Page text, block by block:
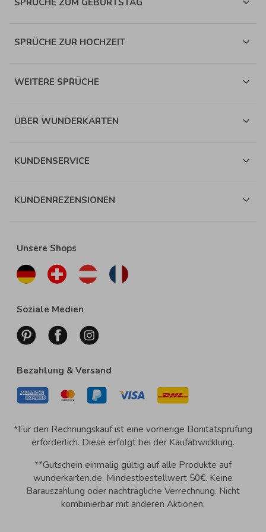
SPRÜCHE ZUM GEBURTSTAG
SPRÜCHE ZUR HOCHZEIT
WEITERE SPRÜCHE
ÜBER WUNDERKARTEN
KUNDENSERVICE
KUNDENREZENSIONEN
Unsere Shops
Soziale Medien
Bezahlung & Versand
*Für den Rechnungskauf ist eine vorherige Bonitätsprüfung
erforderlich. Diese erfolgt bei der Kaufabwicklung.
**Gutschein einmalig gültig auf alle Produkte auf
wunderkarten.de. Mindestbestellwert 50€. Keine
Barauszahlung oder nachträgliche Verrechnung. Nicht
kombinierbar mit anderen Aktionen.